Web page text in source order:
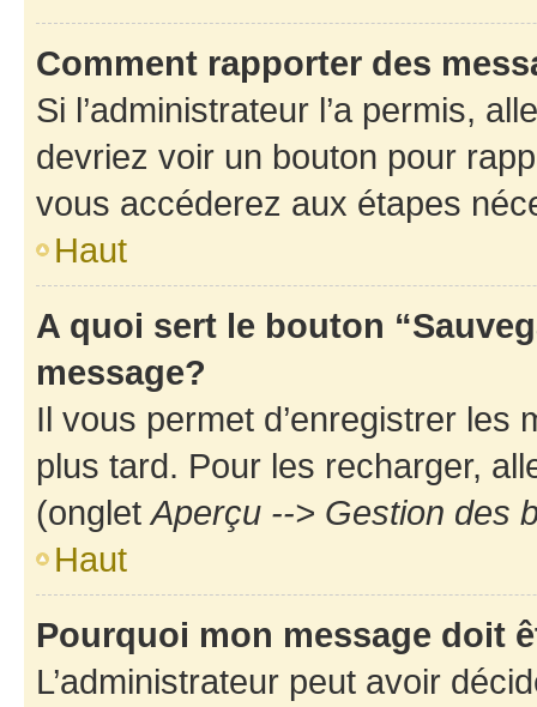
Comment rapporter des
Si l’administrateur l’a permis,
devriez voir un bouton pour
vous accéderez aux étapes
Haut
A quoi sert le bouton
message?
Il vous permet d’enregistrer
plus tard. Pour les recharger,
(ongletAperçu --> Gestion des
Haut
Pourquoi mon message doit
L’administrateur peut avoir